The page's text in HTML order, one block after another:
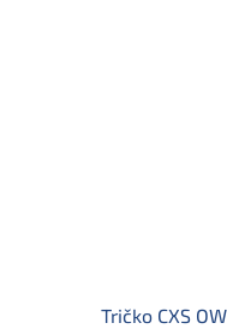
Tričko CXS